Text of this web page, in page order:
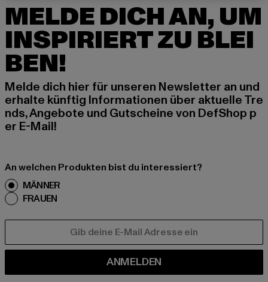
MELDE DICH AN, UM
INSPIRIERT ZU BLEI
BEN!
Melde dich hier für unseren Newsletter an und
erhalte künftig Informationen über aktuelle Tre
nds, Angebote und Gutscheine von DefShop p
er E-Mail!
An welchen Produkten bist du interessiert?
MÄNNER
FRAUEN
ANMELDEN